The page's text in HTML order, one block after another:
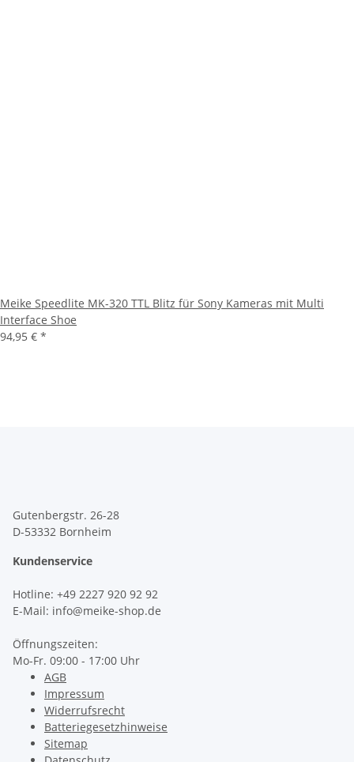
Meike Speedlite MK-320 TTL Blitz für Sony Kameras mit Multi
Interface Shoe
94,95 € *
Gutenbergstr. 26-28
D-53332 Bornheim
Kundenservice
Hotline: +49 2227 920 92 92
E-Mail: info@meike-shop.de
Öffnungszeiten:
Mo-Fr. 09:00 - 17:00 Uhr
AGB
Impressum
Widerrufsrecht
Batteriegesetzhinweise
Sitemap